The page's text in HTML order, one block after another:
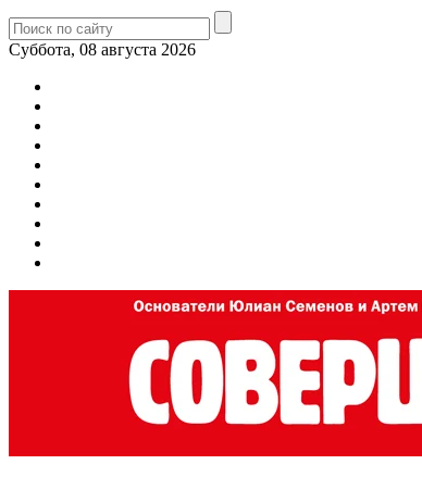
Суббота, 08 августа 2026